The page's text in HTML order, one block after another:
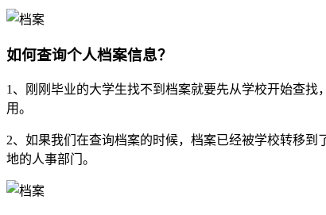
如何查询个人档案信息？
1、刚刚毕业的大学生找不到档案就要先从学校开始查
用。
2、如果我们在查询档案的时候，档案已经被学校转移
地的人事部门。